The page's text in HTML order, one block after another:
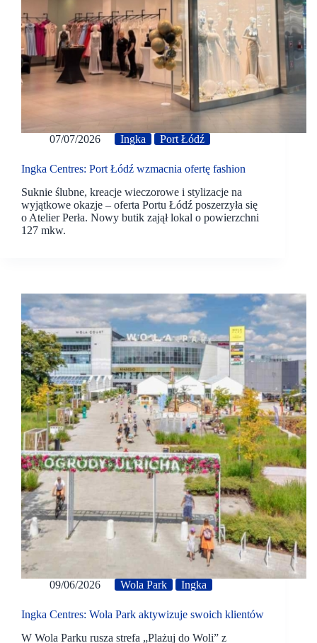
07/07/2026 Ingka Port Łódź
Ingka Centres: Port Łódź wzmacnia ofertę fashion
Suknie ślubne, kreacje wieczorowe i stylizacje na
wyjątkowe okazje – oferta Portu Łódź poszerzyła się
o Atelier Perła. Nowy butik zajął lokal o powierzchni
127 mkw.
09/06/2026 Wola Park Ingka
Ingka Centres: Wola Park aktywizuje swoich klientów
W Wola Parku rusza strefa „Plażuj do Woli” z